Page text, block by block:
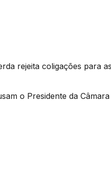
rejeita coligações para
o Presidente da